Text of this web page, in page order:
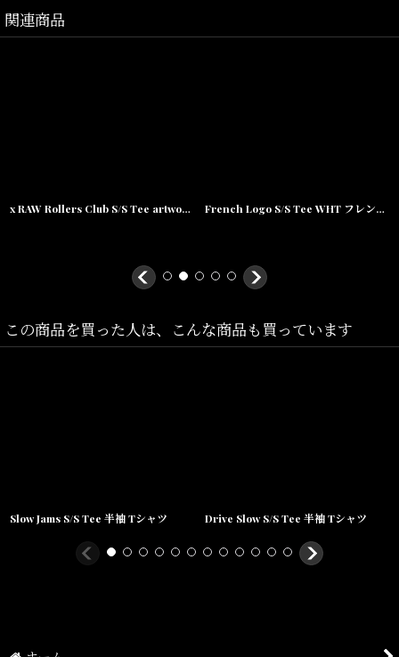
SLOW BURN( 燃焼速度の遅さ) のフレーズを用いたデザインで、
キャラクターアートはNY をベースに
ボディを採用。
RAW ならではプリントTee となっています。
XXL(着丈:76cm,身幅:65cm,肩幅:58cm)
関連商品
x RAW Rollers Club S/S Tee artwork by cleofus 半袖 Tシャツ French Logo S/S Tee WHT フレンチ ロゴ 半袖 Tシャツ
この商品を買った人は、こんな商品も買っています
Slow Jams S/S Tee 半袖 Tシャツ Drive Slow S/S Tee 半袖 Tシャツ